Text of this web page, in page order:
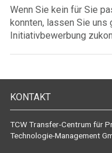
Wenn Sie kein für Sie
konnten, lassen Sie uns
Initiativbewerbung
KONTAKT
TCW Transfer-Centrum für
Technologie-Management